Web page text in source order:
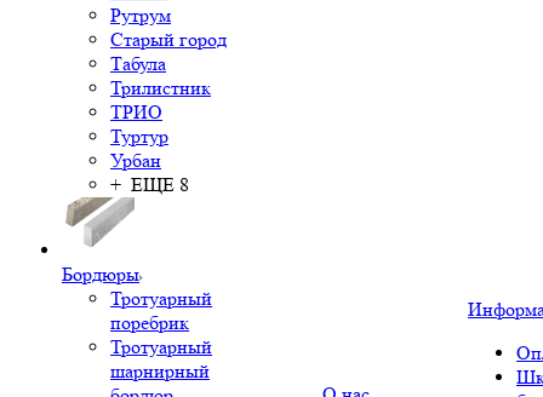
Рутрум
Старый город
Табула
Трилистник
ТРИО
Туртур
Урбан
+ ЕЩЕ 8
Бордюры
Тротуарный
поребрик
Тротуарный
шарнирный